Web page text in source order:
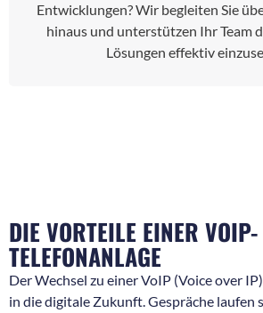
Entwicklungen? Wir begleiten Sie
hinaus und unterstützen Ihr Team
Lösungen effektiv
DIE VORTEILE EINER VOIP-
TELEFONANLAGE
Der Wechsel zu einer VoIP (Voice over
in die digitale Zukunft. Gespräche laufen